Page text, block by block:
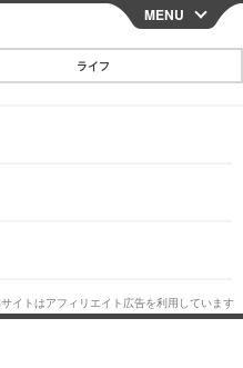
CLOSE
MENU
ライフ